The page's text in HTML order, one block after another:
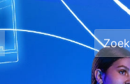
Zoeken
naar: